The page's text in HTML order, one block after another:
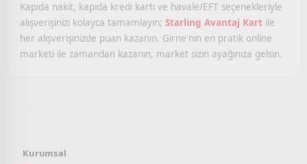
Kapıda nakit, kapıda kredi kartı ve havale/EFT seçenekleriyle
alışverişinizi kolayca tamamlayın; Starling Avantaj Kart ile
her alışverişinizde puan kazanın. Girne'nin en pratik online
marketi ile zamandan kazanın, market sizin ayağınıza gelsin.
Kurumsal